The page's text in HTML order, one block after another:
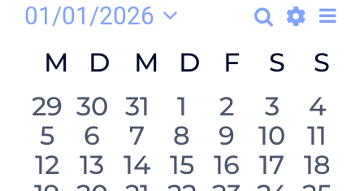
KONTAKT
Suche
und
Suche
Filters
Monat
01/01/2026
Datum
wählen.
Kalender
von
Veranstaltungen
M MONTAG
D DIENSTAG
M MITTWOCH
D F FREITAG
S S
0
Veranstaltungen
29 0
Veranstaltungen
30 0
Veranstaltungen
31
0
1
0
2
0
3
0
4
0
Veranstaltungen
5
0
Veranstaltungen
6
0
Veranstaltungen
7
0
8
0
9
0
10
0
11
0
12
0
13
0
14
0
15
0
16
0
17
0
18